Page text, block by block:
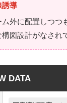
誘導
外に配置しつつ
図設計がなされ
DATA